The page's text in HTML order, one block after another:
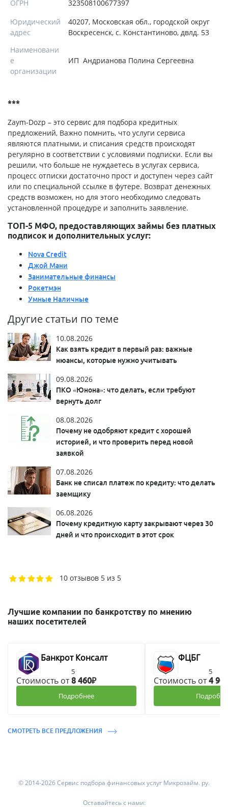
ОГРН
323508100677397
Юридический
адрес
40207, Московская обл., городской округ
Воскресенск, с. Константиново, двлд. 53
Наименовани
е
организации
ИП Андрианова Полина Сергеевна
***
Zaym-Dozp – это сервис для подбора кредитных
предложений, Важно помнить, что услуги сервиса
являются платными, и списания средств происходят
регулярно в соответствии с условиями подписки. Если вы
решили, что больше не нуждаетесь в услугах сервиса,
процесс отписки достаточно прост и доступен через сайт
или по специальной ссылке в футере. Возврат денежных
средств возможен, но для этого необходимо следовать
установленной процедуре и заполнить заявление.
ТОП-5 МФО, предоставляющих займы без платных
подписок и дополнительных услуг:
Nova Credit
Джой Мани
Занимательные финансы
Рокетмэн
Умные Наличные
Другие статьи по теме
10.08.2026
Как взять кредит в первый раз: важные
нюансы, которые нужно учитывать
09.08.2026
ПКО «Юнона»: что делать, если требуют
вернуть долг
08.08.2026
Почему не одобряют кредит с хорошей
историей, и что проверить перед новой
заявкой
07.08.2026
Банк не списал платеж по кредиту: что делать
заемщику
06.08.2026
Почему кредитную карту закрывают через 30
дней и что происходит в этот срок
10 отзывов 5 из 5
Лучшие компании по банкротству по мнению
наших посетителей
Банкрот Консалт
5
Стоимость от8 460₽
Подробнее
ФЦБГ
5
Стоимость от4
СМОТРЕТЬ ВСЕ ПРЕДЛОЖЕНИЯ
© 2014-2026 Сервис подбора финансовых услуг Микрозайм. ру.
Оставайтесь с нами: